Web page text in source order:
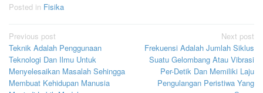
Posted in Fisika
Post
navigation
Previous post
Teknik Adalah Penggunaan
Teknologi Dan Ilmu Untuk
Menyelesaikan Masalah Sehingga
Membuat Kehidupan Manusia
Next post
Frekuensi Adalah Jumlah Siklus
Suatu Gelombang Atau Vibrasi
Per-Detik Dan Memiliki Laju
Pengulangan Peristiwa Yang